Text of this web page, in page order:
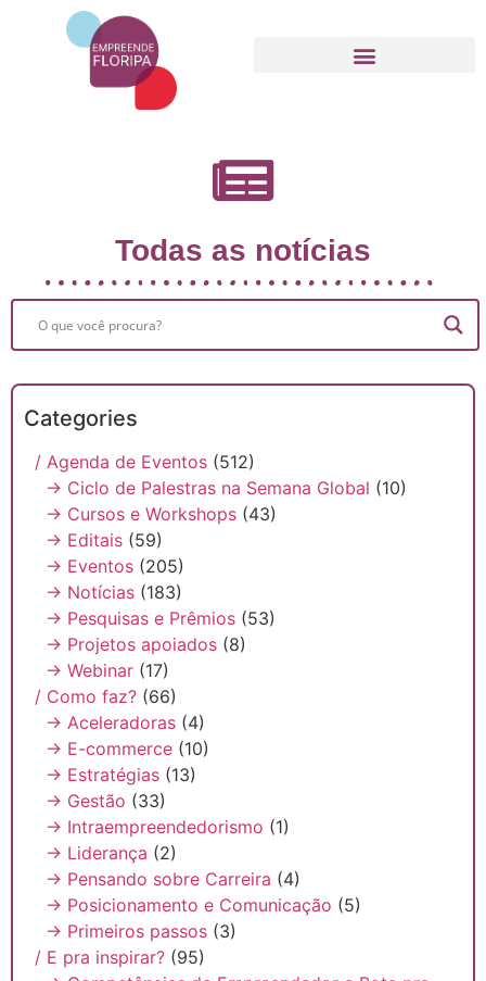
Todas as notícias
Categories
/ Agenda de Eventos (512)
→ Ciclo de Palestras na Semana Global (10)
→ Cursos e Workshops (43)
→ Editais (59)
→ Eventos (205)
→ Notícias (183)
→ Pesquisas e Prêmios (53)
→ Projetos apoiados (8)
→ Webinar (17)
/ Como faz? (66)
→ Aceleradoras (4)
→ E-commerce (10)
→ Estratégias (13)
→ Gestão (33)
→ Intraempreendedorismo (1)
→ Liderança (2)
→ Pensando sobre Carreira (4)
→ Posicionamento e Comunicação (5)
→ Primeiros passos (3)
/ E pra inspirar? (95)